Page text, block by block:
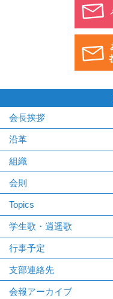
会長挨拶
沿革
組織
会則
Topics
学生歌・逍遥歌
行事予定
支部連絡先
会報アーカイブ